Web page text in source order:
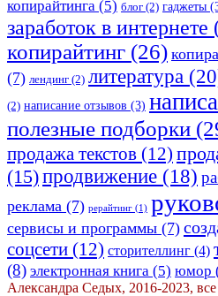
копирайтинга (5) блог (2) гаджеты
заработок в интернете
копирайтинг (26)
(7) лендинг (2) литература
(2) написание отзывов (3)
полезные подборки
продажа текстов (12)
(15)продвижение (18)
реклама (7) рерайтинг (1)
сервисы и программы (7)
соцсети (12) сторителлинг (4)
(8) электронная книга (5) юмор
Александра Седых, 2016-2023,